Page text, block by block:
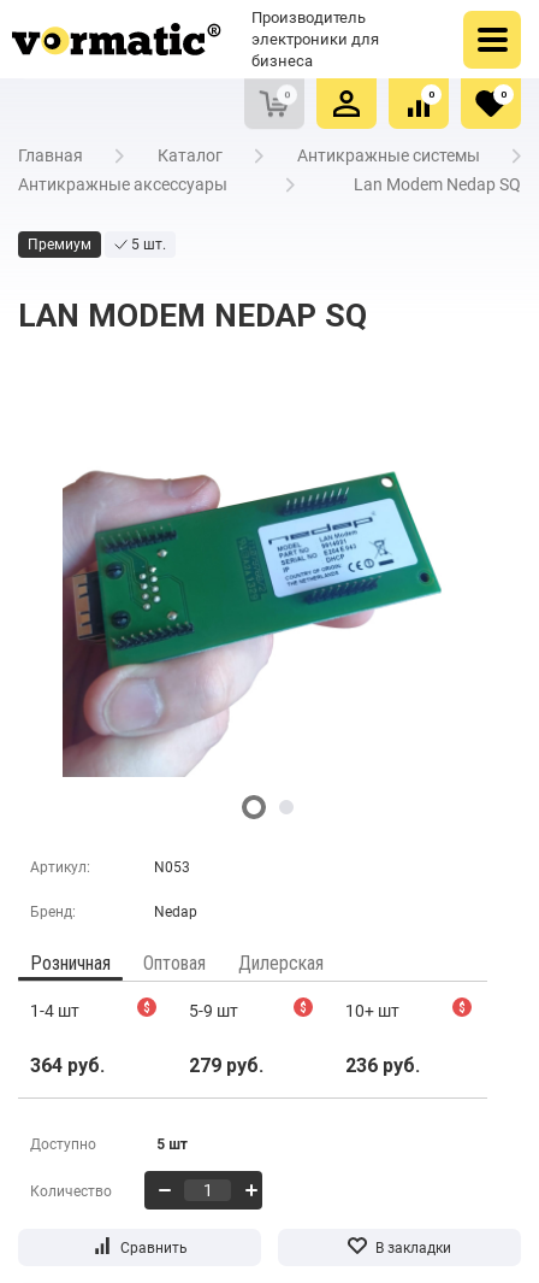
Производитель
электроники для
бизнеса
0
Очистить список сравнения
0
Очистить избранное
0
Главная Каталог
Антикражные системы
Антикражные аксессуары
Lan Modem Nedap SQ
Премиум 5 шт.
LAN MODEM NEDAP SQ
Артикул: N053
Бренд: Nedap
Розничная Оптовая Дилерская
1-4 шт $
364 руб.
5-9 шт $
279 руб.
10+ шт $
236 руб.
Доступно 5 шт
Количество